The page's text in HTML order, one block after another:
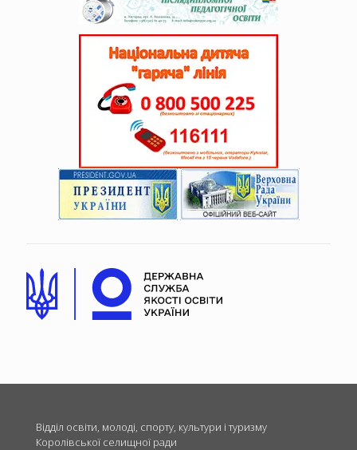
Відділ освіти, молоді, спорту, культури і туризму
Королівської селищної ради